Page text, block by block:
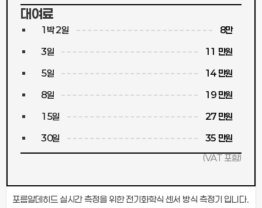
대여료
1박 2일 8만
3일 11 만원
5일 14 만원
8일 19 만원
15일 27 만원
30일
35 만원
(VAT 포함)
포름알데히드 실시간 측정을 위한 전기화학식 센서 방식 측정기 입니다.